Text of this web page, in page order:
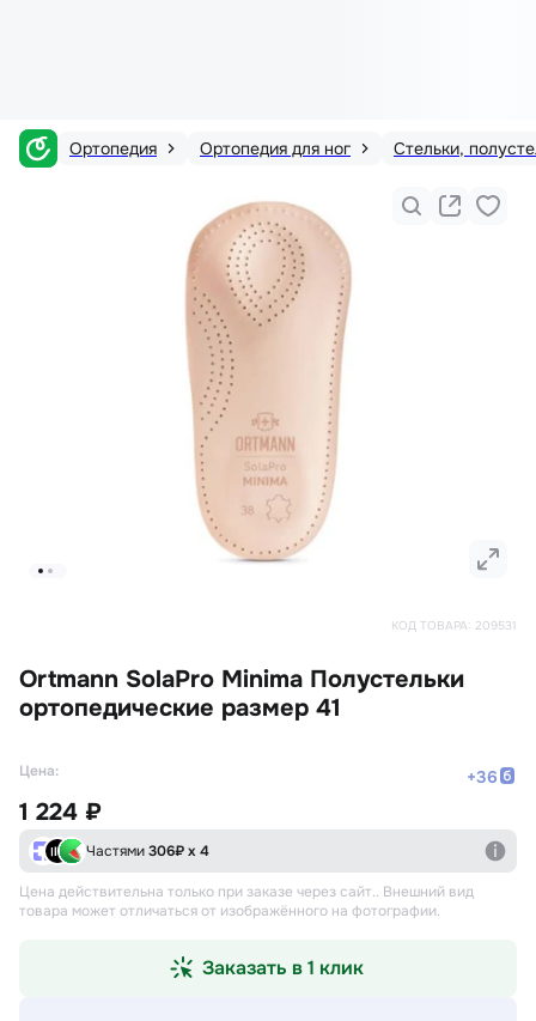
Ортопедия Ортопедия для ног Стельки,
КОД ТОВАРА: 209531
Ortmann SolaPro Minima Полустельки
ортопедические размер 41
Цена: +36
1 224 ₽
Частями306₽ х 4
Цена действительна только при заказе через сайт.. Внешний вид
товара может отличаться от изображённого на фотографии.
Заказать в 1 клик